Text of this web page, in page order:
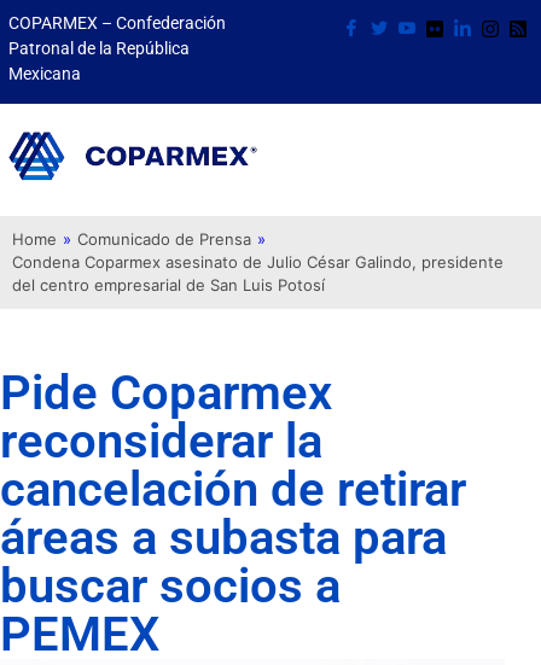
COPARMEX – Confederación
Patronal de la República
Mexicana
Home » Comunicado de Prensa »
Condena Coparmex asesinato de Julio César Galindo, presidente
del centro empresarial de San Luis Potosí
Pide Coparmex
reconsiderar la
cancelación de retirar
áreas a subasta para
buscar socios a
PEMEX